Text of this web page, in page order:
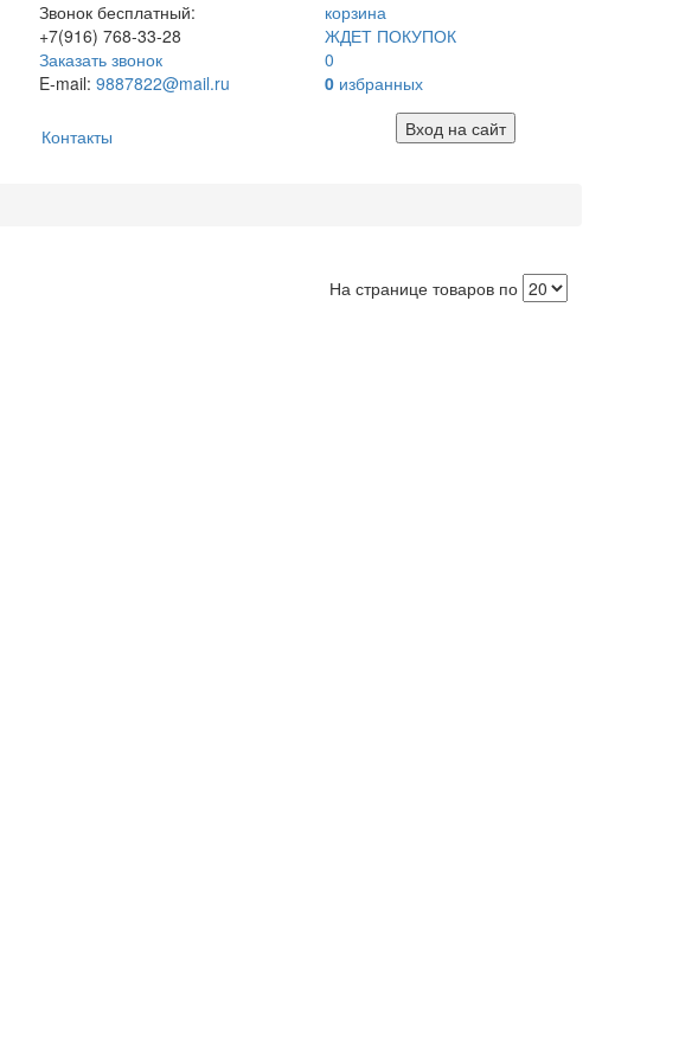
Звонок бесплатный:
+7(916) 768-33-28
Заказать звонок
E-mail:9887822@mail.ru
корзина
ЖДЕТ ПОКУПОК
0
0 избранных
Контакты Вход на сайт
На странице товаров по